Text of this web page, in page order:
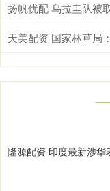
扬帆优配 乌拉圭队被
天美配资 国家林草局
隆源配资 印度最新涉华